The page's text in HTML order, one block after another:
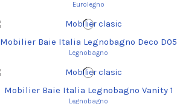
Eurolegno
Mobilier Baie Italia Legnobagno Deco D05
Legnobagno
Mobilier Baie Italia Legnobagno Vanity 1
Legnobagno